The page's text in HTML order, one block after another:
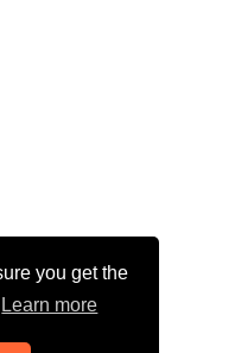
you get the
Learn more